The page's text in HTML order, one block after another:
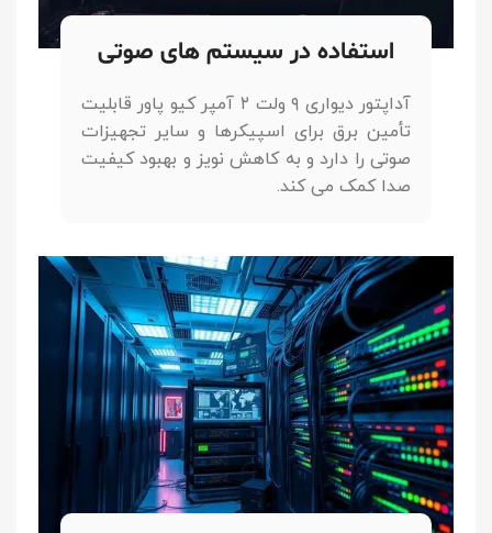
استفاده در سیستم های صوتی
آداپتور دیواری ۹ ولت ۲ آمپر کیو پاور قابلیت
تأمین برق برای اسپیکرها و سایر تجهیزات
صوتی را دارد و به کاهش نویز و بهبود کیفیت
صدا کمک می کند.